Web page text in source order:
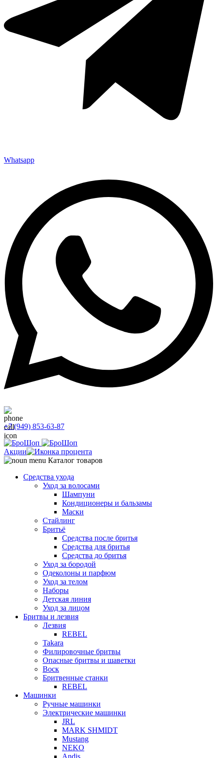
Whatsapp
+7 (949) 853-63-87
Акции
Каталог товаров
Средства ухода
Уход за волосами
Шампуни
Кондиционеры и бальзамы
Маски
Стайлинг
Бритьё
Средства после бритья
Средства для бритья
Средства до бритья
Уход за бородой
Одеколоны и парфюм
Уход за телом
Наборы
Детская линия
Уход за лицом
Бритвы и лезвия
Лезвия
REBEL
Takara
Филировочные бритвы
Опасные бритвы и шаветки
Воск
Бритвенные станки
REBEL
Машинки
Ручные машинки
Электрические машинки
JRL
MARK SHMIDT
Mustang
NEKO
Andis